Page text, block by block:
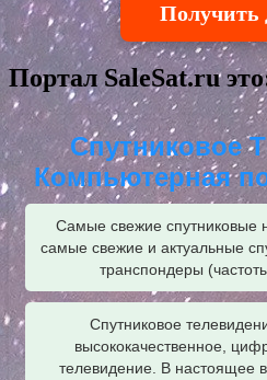
Получить
Портал SaleSat.ru
Спутниковое
Компьютерная
Самые свежие спутниковые
самые свежие и актуальные
транспондеры
Спутниковое
высококачественное,
телевидение. В настоящее